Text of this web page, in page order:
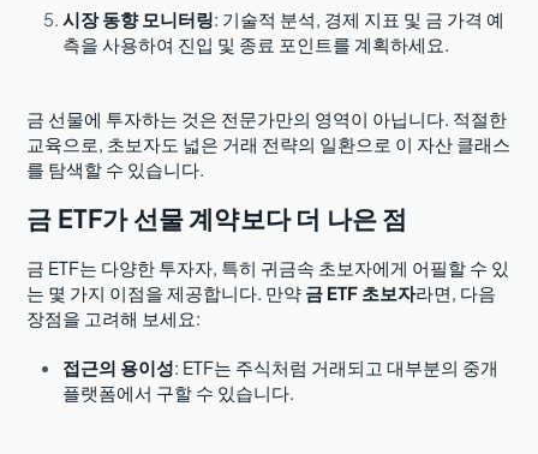
시장 동향 모니터링: 기술적 분석, 경제 지표 및 금 가격 예
측을 사용하여 진입 및 종료 포인트를 계획하세요.
금 선물에 투자하는 것은 전문가만의 영역이 아닙니다. 적절한
교육으로, 초보자도 넓은 거래 전략의 일환으로 이 자산 클래스
를 탐색할 수 있습니다.
금 ETF가 선물 계약보다 더 나은 점
금 ETF는 다양한 투자자, 특히 귀금속 초보자에게 어필할 수 있
는 몇 가지 이점을 제공합니다. 만약 금 ETF 초보자라면, 다음
장점을 고려해 보세요:
접근의 용이성: ETF는 주식처럼 거래되고 대부분의 중개
플랫폼에서 구할 수 있습니다.